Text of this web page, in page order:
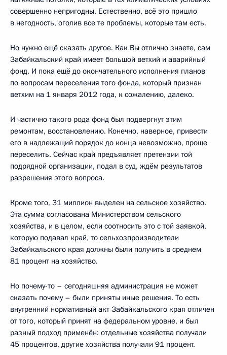
совершенно непригодны. Естественно, всё это пришло
в негодность, оголив все те проблемы, которые там есть.
Но нужно ещё сказать другое. Как Вы отлично знаете, сам
Забайкальский край имеет большой ветхий и аварийный
фонд. И пока ещё до окончательного исполнения планов
по вопросам переселения того фонда, который признан
ветхим на 1 января 2012 года, к сожалению, далеко.
И частично такого рода фонд был подвергнут этим
ремонтам, восстановлению. Конечно, наверное, привести
его в надлежащий порядок до конца невозможно, проще
переселить. Сейчас край предъявляет претензии той
подрядной организации, подал в суд, ждём результатов
разрешения этого вопроса.
Кроме того, 31 миллион выделен на сельское хозяйство.
Эта сумма согласована Министерством сельского
хозяйства, и в целом, если соотносить это с той заявкой,
которую подавал край, то сельхозпроизводители
Забайкальского края должны были получить в среднем
81 процент на хозяйство.
Но почему-то – сегодняшняя администрация не может
сказать почему – были приняты иные решения. То есть
внутренний нормативный акт Забайкальского края отличен
от того, который принят на федеральном уровне, и был
разный подход применён: отдельные хозяйства получали
45 процентов, другие хозяйства получали 91 процент.